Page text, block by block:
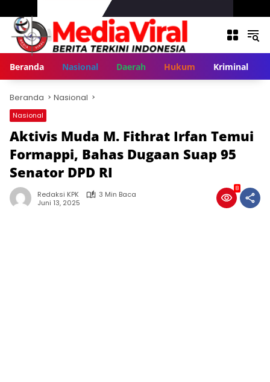
Beranda Nasional Daerah Hukum Kriminal
Beranda Nasional
Nasional
Aktivis Muda M. Fithrat Irfan Temui
Formappi, Bahas Dugaan Suap 95
Senator DPD RI
Redaksi KPK
3 Min Baca
Juni 13, 2025
8